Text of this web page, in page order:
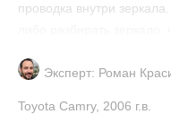
проводка внутри
Эксперт: Роман
Toyota Camry, 2006 г.в.